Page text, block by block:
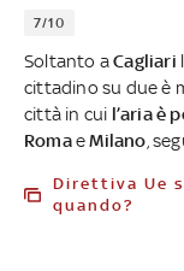
7/10
Soltanto aCagliari
cittadino su due è
città in cui l’aria è
RomaeMilano ,
Direttiva Ue sulle case green, cosa cambia e
quando?